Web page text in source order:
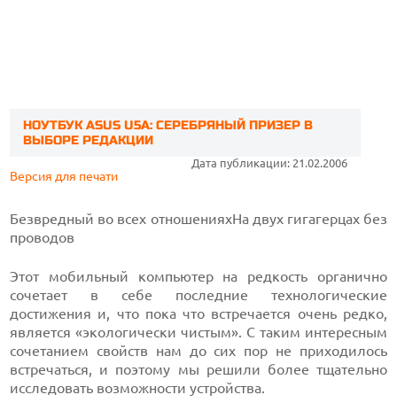
НОУТБУК ASUS U5A: СЕРЕБРЯНЫЙ ПРИЗЕР В
ВЫБОРЕ РЕДАКЦИИ
Дата публикации: 21.02.2006
Версия для печати
Безвредный во всех отношенияхНа двух гигагерцах без
проводов
Этот мобильный компьютер на редкость органично
сочетает в себе последние технологические
достижения и, что пока что встречается очень редко,
является «экологически чистым». С таким интересным
сочетанием свойств нам до сих пор не приходилось
встречаться, и поэтому мы решили более тщательно
исследовать возможности устройства.